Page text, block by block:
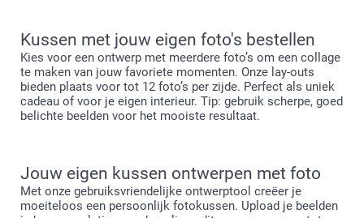
Kussen met jouw eigen foto's bestellen
Kies voor een ontwerp met meerdere foto’s om een collage
te maken van jouw favoriete momenten. Onze lay-outs
bieden plaats voor tot 12 foto’s per zijde. Perfect als uniek
cadeau of voor je eigen interieur. Tip: gebruik scherpe, goed
belichte beelden voor het mooiste resultaat.
Jouw eigen kussen ontwerpen met foto
Met onze gebruiksvriendelijke ontwerptool creëer je
moeiteloos een persoonlijk fotokussen. Upload je beelden